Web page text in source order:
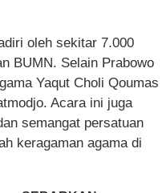
oleh sekitar 7.000
BUMN. Selain Prabowo
Yaqut Choli Qoumas
Acara ini juga
semangat persatuan
keragaman agama di